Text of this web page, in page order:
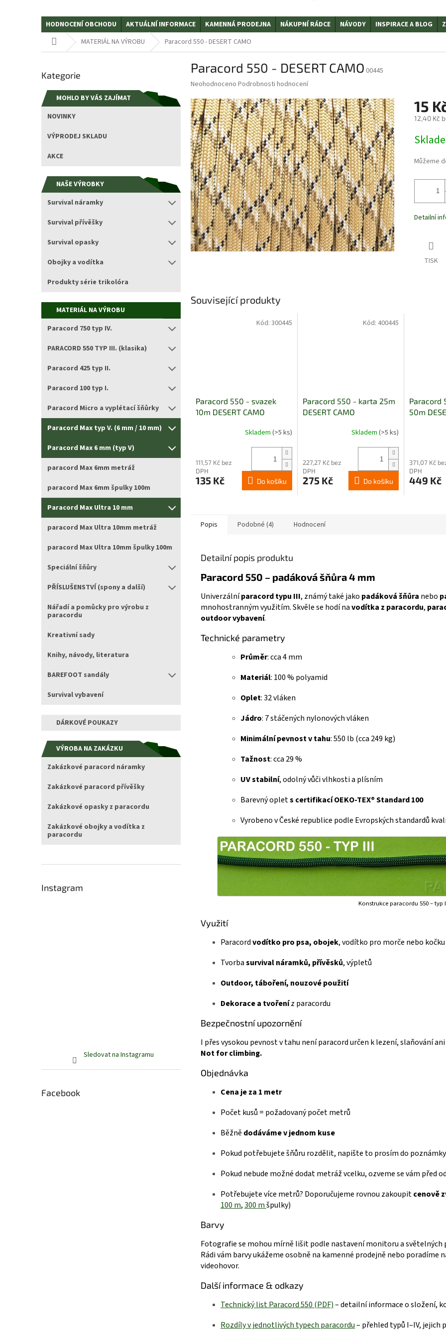
HODNOCENÍ OBCHODU AKTUÁLNÍ INFORMACE KAMENNÁ PRODEJNA NÁKUPNÍ RÁDCE NÁVODY INSPIRACE A BLOG
Domů MATERIÁL NA VÝROBU Paracord 550 - DESERT CAMO
s
r
n
e
kategorie
Kategorie
MOHLO BY VÁS ZAJÍMAT
NOVINKY
VÝPRODEJ SKLADU
AKCE
NAŠE VÝROBKY
Survival náramky
Survival přívěšky
Survival opasky
Obojky a vodítka
Produkty série trikolóra
MATERIÁL NA VÝROBU
Paracord 750 typ IV.
PARACORD 550 TYP III. (klasika)
Paracord 425 typ II.
Paracord 100 typ I.
Paracord Micro a vyplétací šňůrky
Paracord Max typ V. (6 mm / 10 mm)
Paracord Max 6 mm (typ V)
paracord Max 6mm metráž
paracord Max 6mm špulky 100m
Paracord Max Ultra 10 mm
paracord Max Ultra 10mm metráž
paracord Max Ultra 10mm špulky 100m
Speciální šňůry
PŘÍSLUŠENSTVÍ (spony a další)
Nářadí a pomůcky pro výrobu z
paracordu
Kreativní sady
Knihy, návody, literatura
BAREFOOT sandály
Survival vybavení
DÁRKOVÉ POUKAZY
VÝROBA NA ZAKÁZKU
Zakázkové paracord náramky
Zakázkové paracord přívěšky
Zakázkové opasky z paracordu
Zakázkové obojky a vodítka z
paracordu
Instagram
Sledovat na Instagramu
Facebook
Paracord 550 - DESERT CAMO 00445
Průměrné
produktu
je
0,0
z
5
hvězdiček.
Neohodnoceno Podrobnosti hodnocení
15
12,40 Kč
cena:
Můžeme
Detailní
TISK
Související produkty
Paracord 550 - svazek
10m DESERT CAMO
Skladem (>5 ks)
111,57 Kč bez
DPH
135 Kč Do košíku
Kód: 300445
Paracord 550 - karta 25m
DESERT CAMO
Skladem (>5 ks)
227,27 Kč bez
DPH
275 Kč Do košíku
Kód: 400445
Paracord
50m
371,07 Kč
DPH
449 Kč
Popis Podobné (4) Hodnocení
Detailní popis produktu
Paracord 550 – padáková šňůra 4 mm
Univerzálníparacord typu III, známý také jako padáková šňůra nebo
mnohostranným využitím. Skvěle se hodí navodítka z paracordu,
outdoor vybavení.
Technické parametry
Průměr: cca 4 mm
Materiál: 100 % polyamid
Oplet: 32 vláken
Jádro: 7 stáčených nylonových vláken
Minimální pevnost v tahu: 550 lb (cca 249 kg)
Tažnost: cca 29 %
UV stabilní, odolný vůči vlhkosti a plísním
Barevný oplets certifikací OEKO-TEX® Standard 100
Vyrobeno v České republice podle Evropských standardů
Konstrukce paracordu 550 – typ
Využití
Paracordvodítko pro psa, obojek, vodítko pro morče nebo kočku
Tvorbasurvival náramků, přívěsků, výpletů
Outdoor, táboření, nouzové použití
Dekorace a tvořeníz paracordu
Bezpečnostní upozornění
I přes vysokou pevnost v tahu není paracord určen k lezení, slaňování
Not for climbing.
Objednávka
Cena je za 1 metr
Počet kusů = požadovaný počet metrů
Běžně dodáváme v jednom kuse
Pokud potřebujete šňůru rozdělit, napište to prosím do
Pokud nebude možné dodat metráž vcelku, ozveme se vám před
Potřebujete více metrů? Doporučujeme rovnou zakoupitcenově
100 m,300 mšpulky)
Barvy
Fotografie se mohou mírně lišit podle nastavení monitoru a světelných
Rádi vám barvy ukážeme osobně na kamenné prodejně nebo poradíme
videohovor.
Další informace & odkazy
Technický list Paracord 550 (PDF)– detailní informace o složení,
Rozdíly v jednotlivých typech paracordu– přehled typů I–IV, jejich